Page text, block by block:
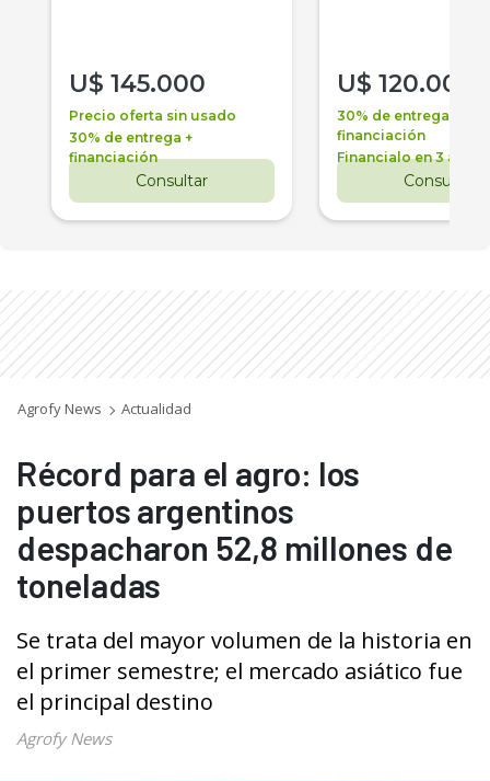
U$ 145.000
Precio oferta sin usado
30% de entrega +
financiación
Consultar
U$ 120.000
30% de entrega +
financiación
Financialo en 3 años
Consultar
Agrofy News Actualidad
Récord para el agro: los
puertos argentinos
despacharon 52,8 millones de
toneladas
Se trata del mayor volumen de la historia en
el primer semestre; el mercado asiático fue
el principal destino
Agrofy News